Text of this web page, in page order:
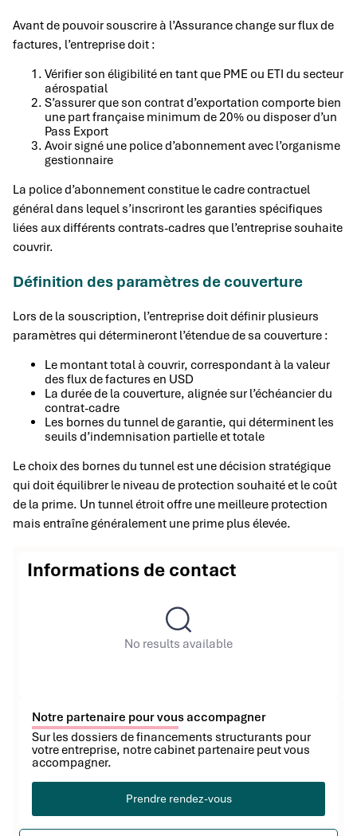
Avant de pouvoir souscrire à l’Assurance change sur flux de
factures, l’entreprise doit :
Vérifier son éligibilité en tant que PME ou ETI du secteur
aérospatial
S’assurer que son contrat d’exportation comporte bien
une part française minimum de 20% ou disposer d’un
Pass Export
Avoir signé une police d’abonnement avec l’organisme
gestionnaire
La police d’abonnement constitue le cadre contractuel
général dans lequel s’inscriront les garanties spécifiques
liées aux différents contrats-cadres que l’entreprise souhaite
couvrir.
Définition des paramètres de couverture
Lors de la souscription, l’entreprise doit définir plusieurs
paramètres qui détermineront l’étendue de sa couverture :
Le montant total à couvrir, correspondant à la valeur
des flux de factures en USD
La durée de la couverture, alignée sur l’échéancier du
contrat-cadre
Les bornes du tunnel de garantie, qui déterminent les
seuils d’indemnisation partielle et totale
Le choix des bornes du tunnel est une décision stratégique
qui doit équilibrer le niveau de protection souhaité et le coût
de la prime. Un tunnel étroit offre une meilleure protection
mais entraîne généralement une prime plus élevée.
Informations de contact
No results available
Notre partenaire pour vous accompagner
Sur les dossiers de financements structurants pour
votre entreprise, notre cabinet partenaire peut vous
accompagner.
Prendre rendez-vous